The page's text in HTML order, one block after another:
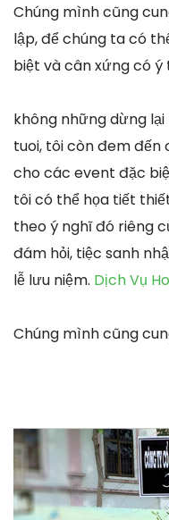
Chúng mình cũng
lập, để chúng ta có
biệt và cân xứng có
không những dừng
tuoi, tôi còn đem đến
cho các event đặc
tôi có thể họa tiết
theo ý nghĩ đó riêng
đám hỏi, tiệc sanh
lễ lưu niệm. Dịch Vụ
Chúng mình cũng